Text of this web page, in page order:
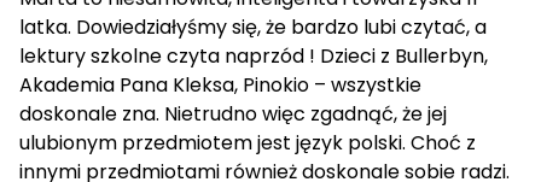
latka. Dowiedziałyśmy się, że bardzo lubi czytać, a
lektury szkolne czyta naprzód ! Dzieci z Bullerbyn,
Akademia Pana Kleksa, Pinokio – wszystkie
doskonale zna. Nietrudno więc zgadnąć, że jej
ulubionym przedmiotem jest język polski. Choć z
innymi przedmiotami również doskonale sobie radzi.